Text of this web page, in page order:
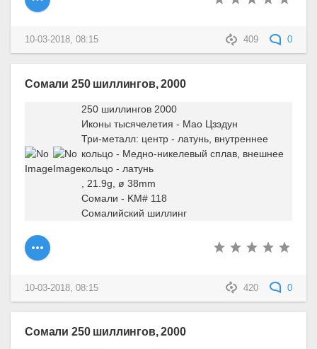
409 0
10-03-2018, 08:15
Сомали 250 шиллингов, 2000
250 шиллингов 2000
Иконы тысячелетия - Мао Цзэдун
Три-металл: центр - латунь, внутреннее
кольцо - Медно-никелевый сплав, внешнее
кольцо - латунь
, 21.9g, ø 38mm
Сомали - KM# 118
Сомалийский шиллинг
420 0
10-03-2018, 08:15
Сомали 250 шиллингов, 2000